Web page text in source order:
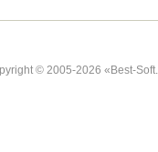
© 2005-2026 «Best-